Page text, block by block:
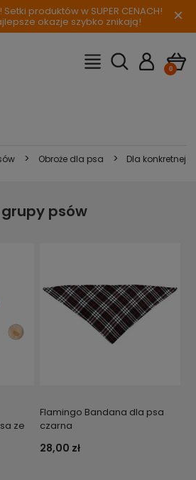
Setki produktów w SUPER CENACH!
okazje szybko znikają! ×
> Obroże dla psa >
Dla konkretnej
psów
ze
Flamingo Bandana dla psa
czarna
28,00 zł